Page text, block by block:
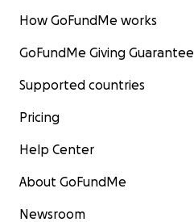
How GoFundMe works
GoFundMe Giving Guarantee
Supported countries
Pricing
Help Center
About GoFundMe
Newsroom